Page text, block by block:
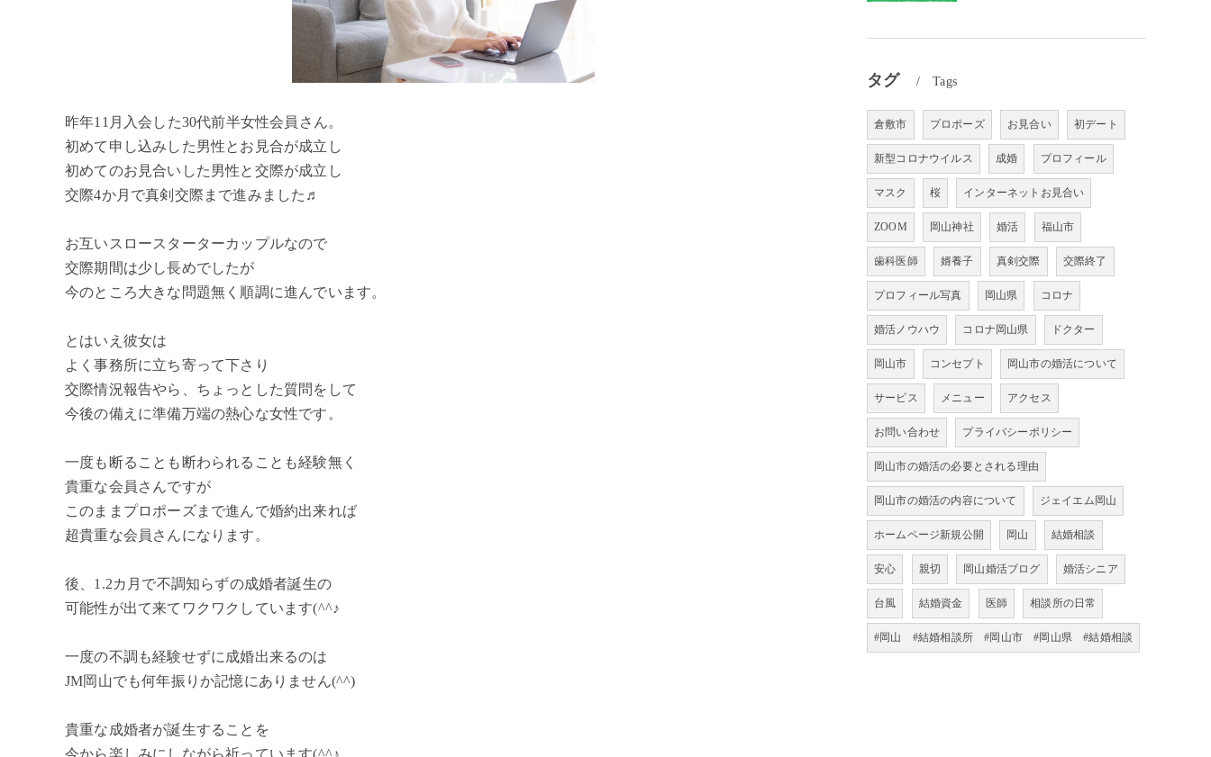
昨年11月入会した30代前半女性会員さん。
初めて申し込みした男性とお見合が成立し
初めてのお見合いした男性と交際が成立し
交際4か月で真剣交際まで進みました♬
お互いスロースターターカップルなので
交際期間は少し長めでしたが
今のところ大きな問題無く順調に進んでいます。
とはいえ彼女は
よく事務所に立ち寄って下さり
交際情況報告やら、ちょっとした質問をして
今後の備えに準備万端の熱心な女性です。
一度も断ることも断わられることも経験無く
貴重な会員さんですが
このままプロポーズまで進んで婚約出来れば
超貴重な会員さんになります。
後、1.2カ月で不調知らずの成婚者誕生の
可能性が出て来てワクワクしています(^^♪
一度の不調も経験せずに成婚出来るのは
JM岡山でも何年振りか記憶にありません(^^)
貴重な成婚者が誕生することを
タグ Tags
倉敷市 プロポーズ お見合い 初デート
新型コロナウイルス 成婚 プロフィール
マスク 桜 インターネットお見合い
ZOOM 岡山神社 婚活 福山市
歯科医師 婿養子 真剣交際 交際終了
プロフィール写真 岡山県 コロナ
婚活ノウハウ コロナ岡山県 ドクター
岡山市 コンセプト 岡山市の婚活について
サービス メニュー アクセス
お問い合わせ プライバシーポリシー
岡山市の婚活の必要とされる理由
岡山市の婚活の内容について ジェイエム岡山
ホームページ新規公開 岡山 結婚相談
安心 親切 岡山婚活ブログ 婚活シニア
台風 結婚資金 医師 相談所の日常
#岡山 #結婚相談所 #岡山市 #岡山県 #結婚相談